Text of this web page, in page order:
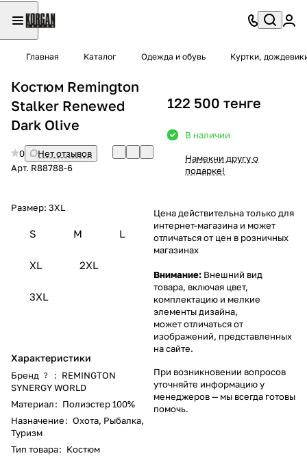
Главная Каталог Одежда и обувь Куртки,
Костюм Remington
Stalker Renewed
Dark Olive
0
Нет отзывов
Арт. R88788-6
Размер: 3XL
S M L
XL 2XL
3XL
Характеристики
Бренд ? : REMINGTON
SYNERGY WORLD
Материал: Полиэстер 100%
Назначение: Охота, Рыбалка,
Туризм
Тип товара: Костюм
122 500 тенге
В наличии
Намекни другу о
подарке!
Цена действительна только для
интернет-магазина и может
отличаться от цен в розничных
магазинах
Внимание: Внешний вид
товара, включая цвет,
комплектацию и мелкие
элементы дизайна,
может отличаться от
изображений, представленных
на сайте.
При возникновении вопросов
уточняйте информацию у
менеджеров— мы всегда готовы
помочь.